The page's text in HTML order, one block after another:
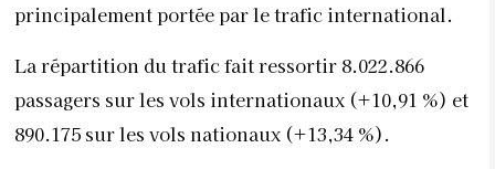
principalement portée par le trafic international.
La répartition du trafic fait ressortir 8.022.866
passagers sur les vols internationaux (+10,91 %) et
890.175 sur les vols nationaux (+13,34 %).